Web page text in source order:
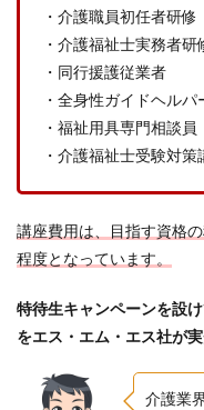
・介護職員初任者研修
・介護福祉士実務者研
・同行援護従業者
・全身性ガイドヘルパ
・福祉用具専門相談員
・介護福祉士受験対策
講座費用は、目指す資格
程度となっています。
特待生キャンペーンを設
をエス・エム・エス社が
介護業